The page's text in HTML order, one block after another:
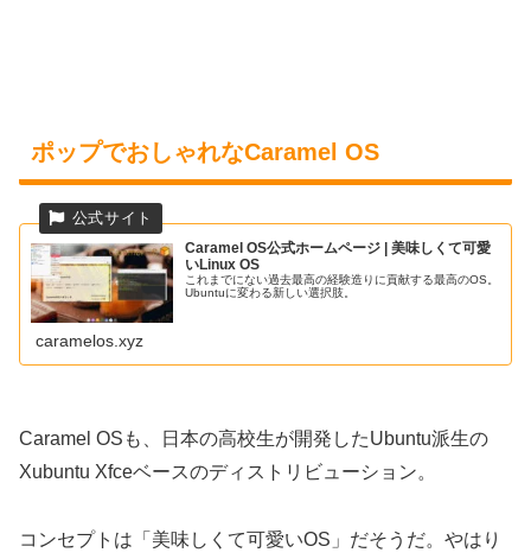
ポップでおしゃれなCaramel OS
Caramel OS公式ホームページ | 美味しくて可愛
いLinux OS
これまでにない過去最高の経験造りに貢献する最高のOS。
Ubuntuに変わる新しい選択肢。
caramelos.xyz
Caramel OSも、日本の高校生が開発したUbuntu派生の
Xubuntu Xfceベースのディストリビューション。
コンセプトは「美味しくて可愛いOS」だそうだ。やはり